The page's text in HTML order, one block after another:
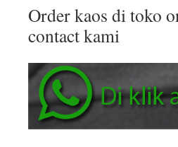
Order kaos di toko
contact kami